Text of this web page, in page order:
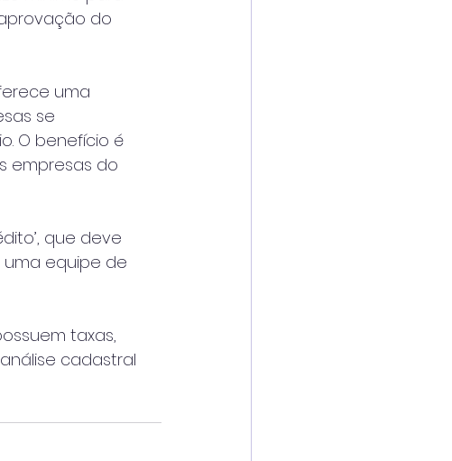
do
uma
se
O benefício é
empresas do
que deve
uma equipe de
taxas,
cadastral